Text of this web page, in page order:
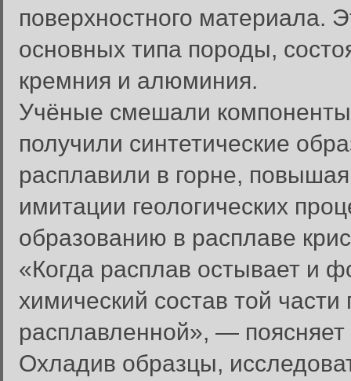
поверхностного материала.
основных типа породы,
кремния и алюминия.
Учёные смешали
получили синтетические
расплавили в горне,
имитации геологических
образованию в расплаве
«Когда расплав остывает и
химический состав той
расплавленной», —
Охладив образцы,